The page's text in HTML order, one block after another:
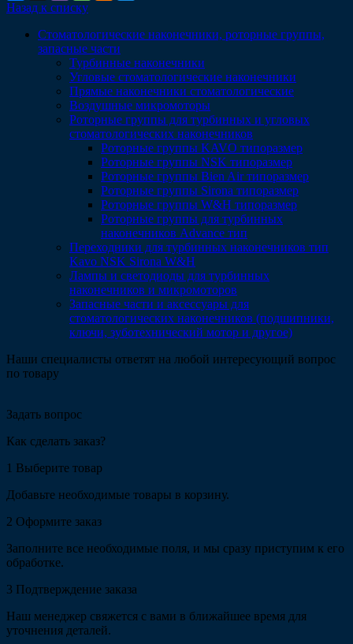
Назад к списку
Стоматологические наконечники, роторные группы,
запасные части
Турбинные наконечники
Угловые стоматологические наконечники
Прямые наконечники стоматологические
Воздушные микромоторы
Роторные группы для турбинных и угловых
стоматологических наконечников
Роторные группы KAVO типоразмер
Роторные группы NSK типоразмер
Роторные группы Bien Air типоразмер
Роторные группы Sirona типоразмер
Роторные группы W&H типоразмер
Роторные группы для турбинных
наконечников Advance тип
Переходники для турбинных наконечников тип
Kavo NSK Sirona W&H
Лампы и светодиоды для турбинных
наконечников и микромоторов
Запасные части и аксессуары для
стоматологических наконечников (подшипники,
ключи, зуботехнический мотор и другое)
Наши специалисты ответят на любой интересующий вопрос
по товару
Задать вопрос
Как сделать заказ?
1 Выберите товар
Добавьте необходимые товары в корзину.
2 Оформите заказ
Заполните все необходимые поля, и мы сразу приступим к его
обработке.
3 Подтверждение заказа
Наш менеджер свяжется с вами в ближайшее время для
уточнения деталей.